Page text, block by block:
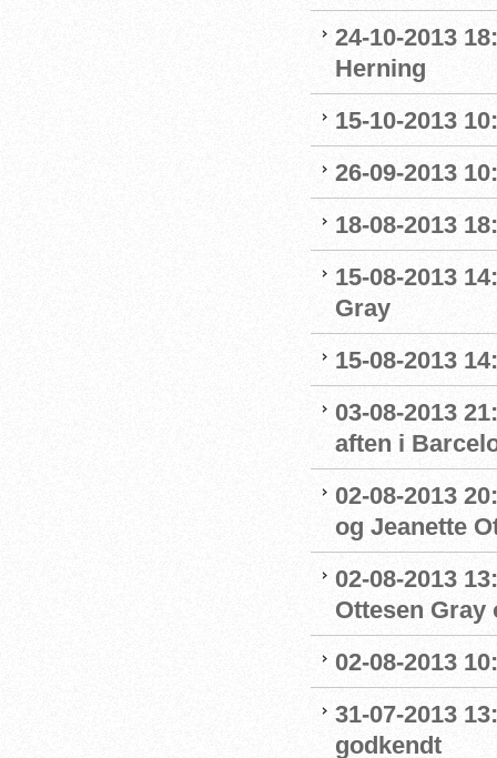
24-10-2013
Herning
15-10-2013
26-09-2013
18-08-2013
15-08-2013
Gray
15-08-2013
03-08-2013
aften i
02-08-2013
og Jeanette
02-08-2013
Ottesen Gray
02-08-2013
31-07-2013
godkendt